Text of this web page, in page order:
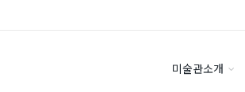
미술관소개